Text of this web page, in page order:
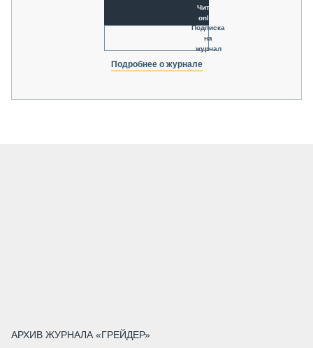
Читать
online
Подписка
на
журнал
Подробнее о журнале
АРХИВ ЖУРНАЛА «ГРЕЙДЕР»